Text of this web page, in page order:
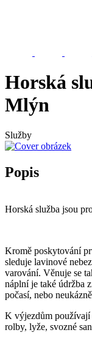
Horská
Mlýn
Služby
Popis
Horská služba jsou
Kromě poskytování
sleduje lavinové
varování. Věnuje se
náplní je také údržba
počasí, nebo
K výjezdům používají
rolby, lyže, svozné